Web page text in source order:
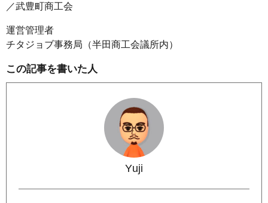
／武豊町商工会
運営管理者
チタジョブ事務局（半田商工会議所内）
この記事を書いた人
Yuji